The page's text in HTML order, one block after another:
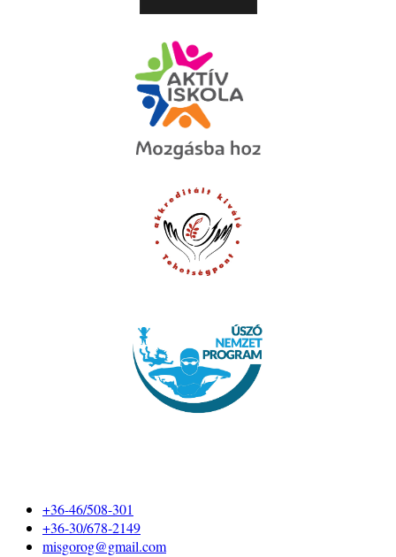
+36-46/508-301
+36-30/678-2149
misgorog@gmail.com